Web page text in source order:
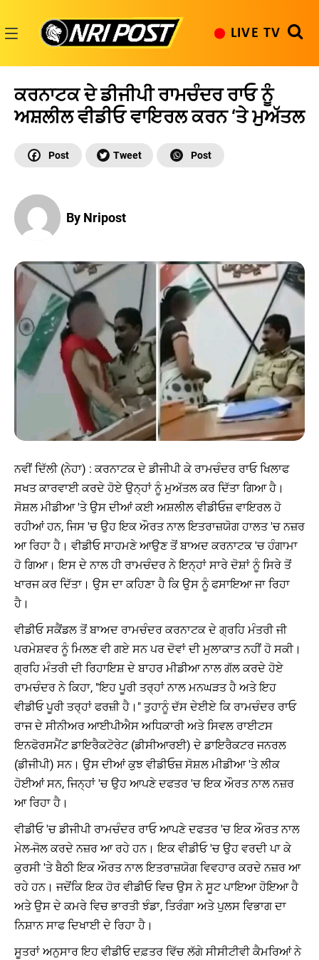
content
LIVE TV
ਕਰਨਾਟਕ ਦੇ ਡੀਜੀਪੀ ਰਾਮਚੰਦਰ ਰਾਓ ਨੂੰ
ਅਸ਼ਲੀਲ ਵੀਡੀਓ ਵਾਇਰਲ ਕਰਨ ‘ਤੇ ਮੁਅੱਤਲ
By Nripost
ਨਵੀਂ ਦਿੱਲੀ (ਨੇਹਾ) : ਕਰਨਾਟਕ ਦੇ ਡੀਜੀਪੀ ਕੇ ਰਾਮਚੰਦਰ ਰਾਓ ਖਿਲਾਫ
ਸਖਤ ਕਾਰਵਾਈ ਕਰਦੇ ਹੋਏ ਉਨ੍ਹਾਂ ਨੂੰ ਮੁਅੱਤਲ ਕਰ ਦਿੱਤਾ ਗਿਆ ਹੈ।
ਸੋਸ਼ਲ ਮੀਡੀਆ 'ਤੇ ਉਸ ਦੀਆਂ ਕਈ ਅਸ਼ਲੀਲ ਵੀਡੀਓਜ਼ ਵਾਇਰਲ ਹੋ
ਰਹੀਆਂ ਹਨ, ਜਿਸ 'ਚ ਉਹ ਇਕ ਔਰਤ ਨਾਲ ਇਤਰਾਜ਼ਯੋਗ ਹਾਲਤ 'ਚ ਨਜ਼ਰ
ਆ ਰਿਹਾ ਹੈ। ਵੀਡੀਓ ਸਾਹਮਣੇ ਆਉਣ ਤੋਂ ਬਾਅਦ ਕਰਨਾਟਕ 'ਚ ਹੰਗਾਮਾ
ਹੋ ਗਿਆ। ਇਸ ਦੇ ਨਾਲ ਹੀ ਰਾਮਚੰਦਰ ਨੇ ਇਨ੍ਹਾਂ ਸਾਰੇ ਦੋਸ਼ਾਂ ਨੂੰ ਸਿਰੇ ਤੋਂ
ਖਾਰਜ ਕਰ ਦਿੱਤਾ। ਉਸ ਦਾ ਕਹਿਣਾ ਹੈ ਕਿ ਉਸ ਨੂੰ ਫਸਾਇਆ ਜਾ ਰਿਹਾ
ਹੈ।
ਵੀਡੀਓ ਸਕੈਂਡਲ ਤੋਂ ਬਾਅਦ ਰਾਮਚੰਦਰ ਕਰਨਾਟਕ ਦੇ ਗ੍ਰਹਿ ਮੰਤਰੀ ਜੀ
ਪਰਮੇਸ਼ਵਰ ਨੂੰ ਮਿਲਣ ਵੀ ਗਏ ਸਨ ਪਰ ਦੋਵਾਂ ਦੀ ਮੁਲਾਕਾਤ ਨਹੀਂ ਹੋ ਸਕੀ।
ਗ੍ਰਹਿ ਮੰਤਰੀ ਦੀ ਰਿਹਾਇਸ਼ ਦੇ ਬਾਹਰ ਮੀਡੀਆ ਨਾਲ ਗੱਲ ਕਰਦੇ ਹੋਏ
ਰਾਮਚੰਦਰ ਨੇ ਕਿਹਾ, "ਇਹ ਪੂਰੀ ਤਰ੍ਹਾਂ ਨਾਲ ਮਨਘੜਤ ਹੈ ਅਤੇ ਇਹ
ਵੀਡੀਓ ਪੂਰੀ ਤਰ੍ਹਾਂ ਫਰਜ਼ੀ ਹੈ।" ਤੁਹਾਨੂੰ ਦੱਸ ਦੇਈਏ ਕਿ ਰਾਮਚੰਦਰ ਰਾਓ
ਰਾਜ ਦੇ ਸੀਨੀਅਰ ਆਈਪੀਐਸ ਅਧਿਕਾਰੀ ਅਤੇ ਸਿਵਲ ਰਾਈਟਸ
ਇਨਫੋਰਸਮੈਂਟ ਡਾਇਰੈਕਟੋਰੇਟ (ਡੀਸੀਆਰਈ) ਦੇ ਡਾਇਰੈਕਟਰ ਜਨਰਲ
(ਡੀਜੀਪੀ) ਸਨ। ਉਸ ਦੀਆਂ ਕੁਝ ਵੀਡੀਓਜ਼ ਸੋਸ਼ਲ ਮੀਡੀਆ 'ਤੇ ਲੀਕ
ਹੋਈਆਂ ਸਨ, ਜਿਨ੍ਹਾਂ 'ਚ ਉਹ ਆਪਣੇ ਦਫਤਰ 'ਚ ਇਕ ਔਰਤ ਨਾਲ ਨਜ਼ਰ
ਆ ਰਿਹਾ ਹੈ।
ਵੀਡੀਓ 'ਚ ਡੀਜੀਪੀ ਰਾਮਚੰਦਰ ਰਾਓ ਆਪਣੇ ਦਫਤਰ 'ਚ ਇਕ ਔਰਤ ਨਾਲ
ਮੇਲ-ਜੋਲ ਕਰਦੇ ਨਜ਼ਰ ਆ ਰਹੇ ਹਨ। ਇਕ ਵੀਡੀਓ 'ਚ ਉਹ ਵਰਦੀ ਪਾ ਕੇ
ਕੁਰਸੀ 'ਤੇ ਬੈਠੀ ਇਕ ਔਰਤ ਨਾਲ ਇਤਰਾਜ਼ਯੋਗ ਵਿਵਹਾਰ ਕਰਦੇ ਨਜ਼ਰ ਆ
ਰਹੇ ਹਨ। ਜਦੋਂਕਿ ਇਕ ਹੋਰ ਵੀਡੀਓ ਵਿਚ ਉਸ ਨੇ ਸੂਟ ਪਾਇਆ ਹੋਇਆ ਹੈ
ਅਤੇ ਉਸ ਦੇ ਕਮਰੇ ਵਿਚ ਭਾਰਤੀ ਝੰਡਾ, ਤਿਰੰਗਾ ਅਤੇ ਪੁਲਸ ਵਿਭਾਗ ਦਾ
ਨਿਸ਼ਾਨ ਸਾਫ ਦਿਖਾਈ ਦੇ ਰਿਹਾ ਹੈ।
ਸੂਤਰਾਂ ਅਨੁਸਾਰ ਇਹ ਵੀਡੀਓ ਦਫ਼ਤਰ ਵਿੱਚ ਲੱਗੇ ਸੀਸੀਟੀਵੀ ਕੈਮਰਿਆਂ ਨੇ